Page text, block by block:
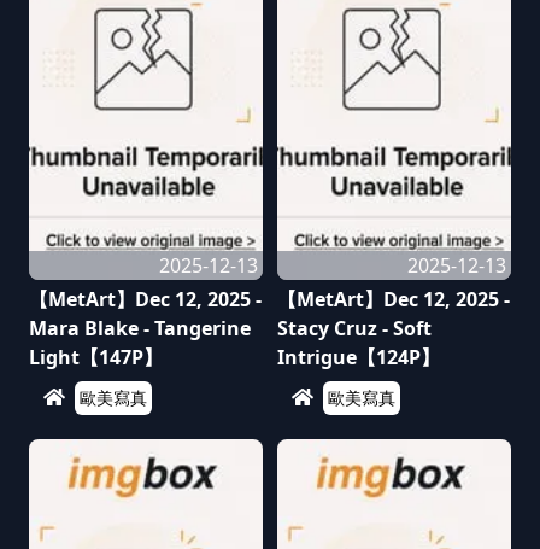
2025-12-13
【MetArt】Dec 12, 2025 -
Mara Blake - Tangerine
Light【147P】
歐美寫真
2025-12-13
【MetArt】Dec 12, 2025 -
Stacy Cruz - Soft
Intrigue【124P】
歐美寫真